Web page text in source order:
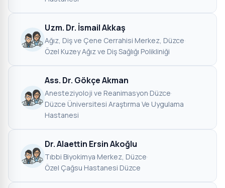
Uzm. Dr. İsmail Akkaş
Ağız, Diş ve Çene Cerrahisi·Merkez, Düzce·
Özel Kuzey Ağız ve Diş Sağlığı Polikliniği
Ass. Dr. Gökçe Akman
Anesteziyoloji ve Reanimasyon·Düzce·
Düzce Üniversitesi Araştırma Ve Uygulama
Hastanesi
Dr. Alaettin Ersin Akoğlu
Tıbbi Biyokimya·Merkez, Düzce·
Özel Çağsu Hastanesi Düzce